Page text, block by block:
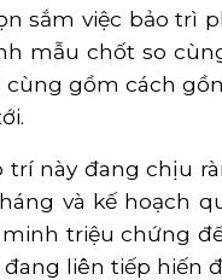
sắm việc bảo
mẫu chốt so
gồm cách
trí này đang chịu
và kế hoạch
triệu chứng
liên tiếp